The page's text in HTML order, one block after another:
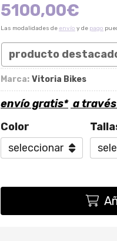
5100,00€
Las modalidades de envío y de pago
producto
Marca: Vitoria Bikes
envío gratis* a
Color